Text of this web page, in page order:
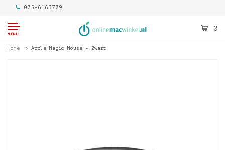
075-6163779
MENU
0
Home Apple Magic Mouse - Zwart